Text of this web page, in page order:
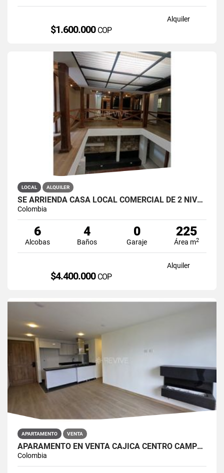
Alquiler
$1.600.000 COP
LOCAL ALQUILER
SE ARRIENDA CASA LOCAL COMERCIAL DE 2 NIVELES EN LA CANDELARIA
Colombia
6
Alcobas
4
Baños
0
Garaje
225
Área m2
Alquiler
$4.400.000 COP
APARTAMENTO VENTA
APARAMENTO EN VENTA CAJICÁ CENTRO CAMPUS CLUB RESERVADO
Colombia